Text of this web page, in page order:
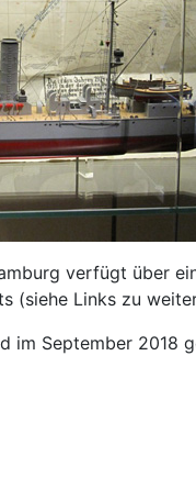
verfügt über
(siehe Links zu
im September 2018